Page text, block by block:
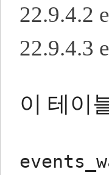
22.9.4.2
22.9.4.3
이 테이